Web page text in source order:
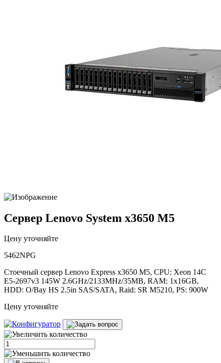
Сервер Lenovo System x3650 M5
Цену уточняйте
5462NPG
Стоечный сервер Lenovo Express x3650 M5, CPU: Xeon 14C
E5-2697v3 145W 2.6GHz/2133MHz/35MB, RAM: 1x16GB,
HDD: O/Bay HS 2.5in SAS/SATA, Raid: SR M5210, PS: 900W
Цену уточняйте